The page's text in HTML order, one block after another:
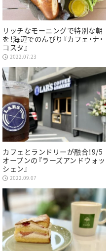
リッチなモーニングで特別な朝
を！海辺でのんびり『カフェ・ナ・
コスタ』
2022.07.23
カフェとランドリーが融合！9/5
オープンの『ラーズアンドウォッ
シェン』
2022.09.07